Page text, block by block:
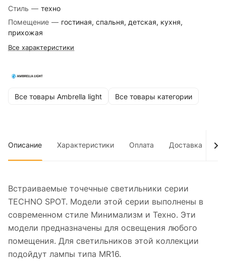
Стиль — техно
Помещение — гостиная, спальня, детская, кухня,
прихожая
Все характеристики
Все товары Ambrella light Все товары категории
Описание Характеристики Оплата Доставка
Встраиваемые точечные светильники серии
TECHNO SPOT. Модели этой серии выполнены в
современном стиле Минимализм и Техно. Эти
модели предназначены для освещения любого
помещения. Для светильников этой коллекции
подойдут лампы типа MR16.